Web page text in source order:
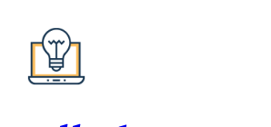
content